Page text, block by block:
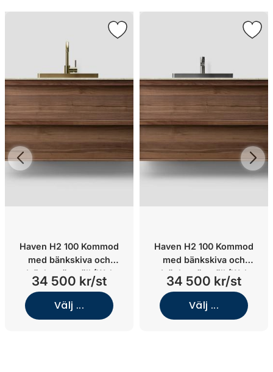
Haven H2 100 Kommod
med bänkskiva och
nedsänkt tvättställ (Walnut
Wood/Kolmården
Light/Mässing)
34 500 kr/st
Välj ...
Haven H2 100 Kommod
med bänkskiva och
nedsänkt tvättställ (Walnut
Wood/Kolmården
Light/Black Chrome)
34 500 kr/st
Välj ...